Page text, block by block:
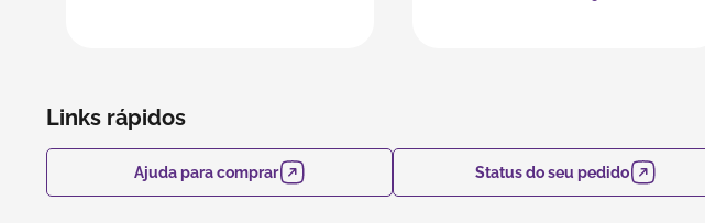
Links rápidos
Ajuda para comprar Status do seu pedido